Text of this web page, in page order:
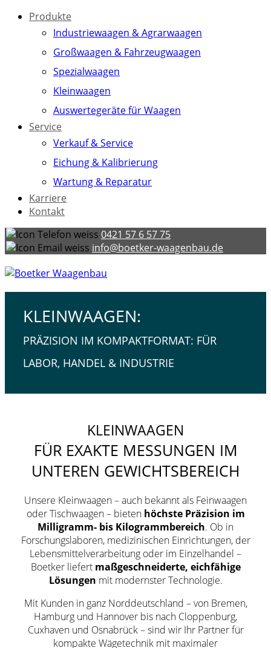
Produkte
Industriewaagen & Agrarwaagen
Großwaagen & Fahrzeugwaagen
Spezialwaagen
Kleinwaagen
Auswertegeräte für Waagen
Service
Verkauf & Service
Eichung & Kalibrierung
Wartung & Reparatur
Karriere
Kontakt
0421 57 6 57 75
info@boetker-waagenbau.de
KLEINWAAGEN:
PRÄZISION IM KOMPAKTFORMAT: FÜR
LABOR, HANDEL & INDUSTRIE
KLEINWAAGEN
FÜR EXAKTE MESSUNGEN IM
UNTEREN GEWICHTSBEREICH
Unsere Kleinwaagen – auch bekannt als Feinwaagen
oder Tischwaagen – bieten höchste Präzision im
Milligramm- bis Kilogrammbereich. Ob in
Forschungslaboren, medizinischen Einrichtungen, der
Lebensmittelverarbeitung oder im Einzelhandel –
Boetker liefert maßgeschneiderte, eichfähige
Lösungen mit modernster Technologie.
Mit Kunden in ganz Norddeutschland – von Bremen,
Hamburg und Hannover bis nach Cloppenburg,
Cuxhaven und Osnabrück – sind wir Ihr Partner für
kompakte Wägetechnik mit maximaler